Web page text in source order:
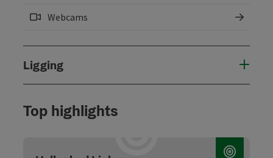
Webcams
Ligging
Top highlights
Start